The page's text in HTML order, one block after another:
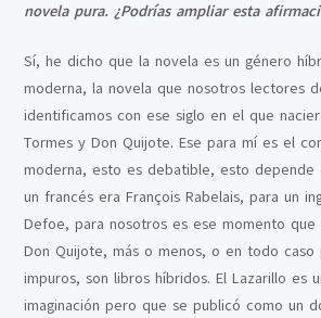
novela pura. ¿Podrías ampliar esta
Sí, he dicho que la novela es un género
moderna, la novela que nosotros lectores
identificamos con ese siglo en el que
Tormes y Don Quijote. Ese para mí es el
moderna, esto es debatible, esto depende
un francés era François Rabelais, para un
Defoe, para nosotros es ese momento que
Don Quijote, más o menos, o en todo
impuros, son libros híbridos. El Lazarillo es
imaginación pero que se publicó como un